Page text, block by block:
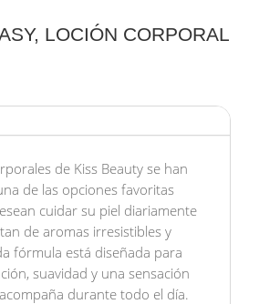
LOCIÓN CORPORAL
de Kiss Beauty se han
de las opciones favoritas
cuidar su piel diariamente
de aromas irresistibles y
fórmula está diseñada para
suavidad y una sensación
durante todo el día.